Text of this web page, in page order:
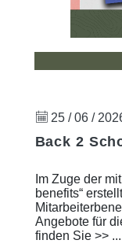
25 / 06 /
Back 2
Im Zuge der
benefits“
Angebote für
finden Sie >> ...